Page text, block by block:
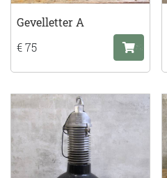
Gevelletter A
€ 75